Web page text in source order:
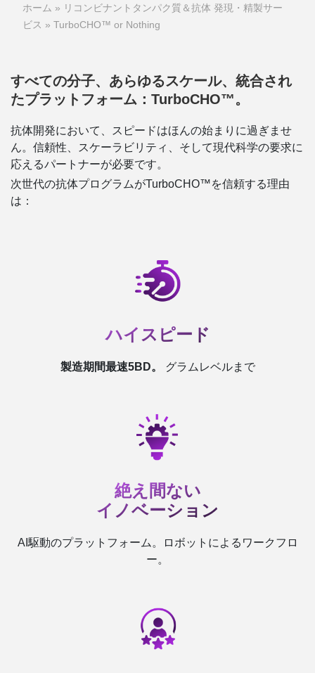
ホーム » リコンビナントタンパク質＆抗体 発現・精製サー
ビス » TurboCHO™ or Nothing
すべての分子、あらゆるスケール、統合され
たプラットフォーム：TurboCHO™。
抗体開発において、スピードはほんの始まりに過ぎませ
ん。信頼性、スケーラビリティ、そして現代科学の要求に
応えるパートナーが必要です。
次世代の抗体プログラムがTurboCHO™を信頼する理由
は：
ハイスピード
製造期間最速5BD。 グラムレベルまで
絶え間ない
イノベーション
AI駆動のプラットフォーム。ロボットによるワークフロ
ー。